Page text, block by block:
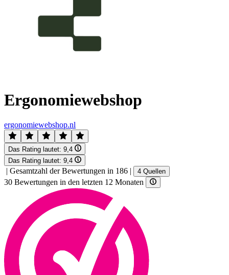
Ergonomiewebshop
ergonomiewebshop.nl
Das Rating lautet: 9,4
Das Rating lautet: 9,4
| Gesamtzahl der Bewertungen in 186 | 4 Quellen
30 Bewertungen in den letzten 12 Monaten